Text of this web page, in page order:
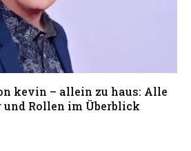
kevin – allein zu haus: Alle
und Rollen im Überblick